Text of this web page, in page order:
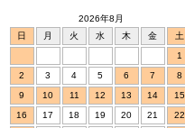
2026年8月
日
月 火 水 木 金
土
1
2
3 4 5 6 7
8
9
10 11 12 13 14
15
16
17 18 19 20 21
22